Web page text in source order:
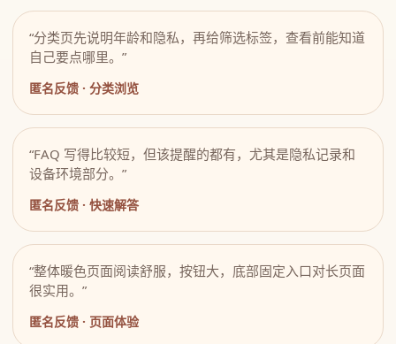
“分类页先说明年龄和隐私，再给筛选标签，查看前能知道
自己要点哪里。”
匿名反馈 · 分类浏览
“FAQ 写得比较短，但该提醒的都有，尤其是隐私记录和
设备环境部分。”
匿名反馈 · 快速解答
“整体暖色页面阅读舒服，按钮大，底部固定入口对长页面
很实用。”
匿名反馈 · 页面体验